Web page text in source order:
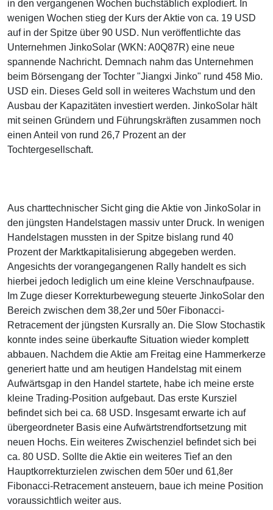
in den vergangenen Wochen buchstäblich explodiert. In
wenigen Wochen stieg der Kurs der Aktie von ca. 19 USD
auf in der Spitze über 90 USD. Nun veröffentlichte das
Unternehmen JinkoSolar (WKN: A0Q87R) eine neue
spannende Nachricht. Demnach nahm das Unternehmen
beim Börsengang der Tochter "Jiangxi Jinko" rund 458 Mio.
USD ein. Dieses Geld soll in weiteres Wachstum und den
Ausbau der Kapazitäten investiert werden. JinkoSolar hält
mit seinen Gründern und Führungskräften zusammen noch
einen Anteil von rund 26,7 Prozent an der
Tochtergesellschaft.
Aus charttechnischer Sicht ging die Aktie von JinkoSolar in
den jüngsten Handelstagen massiv unter Druck. In wenigen
Handelstagen mussten in der Spitze bislang rund 40
Prozent der Marktkapitalisierung abgegeben werden.
Angesichts der vorangegangenen Rally handelt es sich
hierbei jedoch lediglich um eine kleine Verschnaufpause.
Im Zuge dieser Korrekturbewegung steuerte JinkoSolar den
Bereich zwischen dem 38,2er und 50er Fibonacci-
Retracement der jüngsten Kursrally an. Die Slow Stochastik
konnte indes seine überkaufte Situation wieder komplett
abbauen. Nachdem die Aktie am Freitag eine Hammerkerze
generiert hatte und am heutigen Handelstag mit einem
Aufwärtsgap in den Handel startete, habe ich meine erste
kleine Trading-Position aufgebaut. Das erste Kursziel
befindet sich bei ca. 68 USD. Insgesamt erwarte ich auf
übergeordneter Basis eine Aufwärtstrendfortsetzung mit
neuen Hochs. Ein weiteres Zwischenziel befindet sich bei
ca. 80 USD. Sollte die Aktie ein weiteres Tief an den
Hauptkorrekturzielen zwischen dem 50er und 61,8er
Fibonacci-Retracement ansteuern, baue ich meine Position
voraussichtlich weiter aus.